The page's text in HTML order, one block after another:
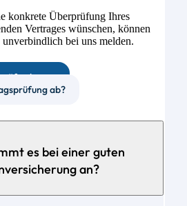
konkrete Überprüfung Ihres
Vertrages wünschen, können
bei uns melden.
lassen
ab?
es bei einer guten
an?